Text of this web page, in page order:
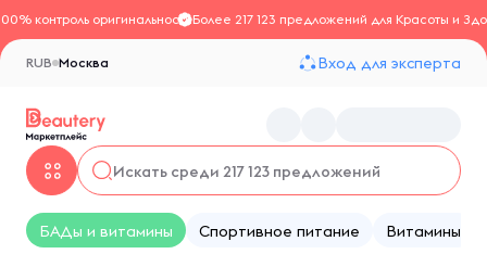
контроль оригинальностиБолее 217 123 предложений для Красоты и
Москва
RUB Вход для эксперта
БАДы и витамины Спортивное питание Витамины